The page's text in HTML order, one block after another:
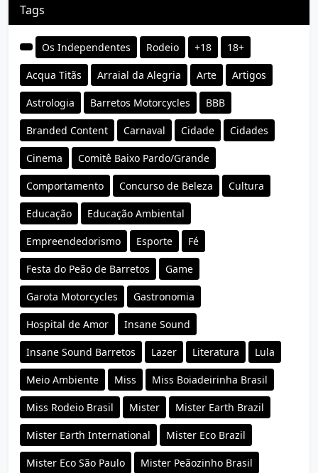
Tags
Os Independentes Rodeio +18 18+
Acqua Titãs Arraial da Alegria Arte Artigos
Astrologia Barretos Motorcycles BBB
Branded Content Carnaval Cidade Cidades
Cinema Comitê Baixo Pardo/Grande
Comportamento Concurso de Beleza Cultura
Educação Educação Ambiental
Empreendedorismo Esporte Fé
Festa do Peão de Barretos Game
Garota Motorcycles Gastronomia
Hospital de Amor Insane Sound
Insane Sound Barretos Lazer Literatura Lula
Meio Ambiente Miss Miss Boiadeirinha Brasil
Miss Rodeio Brasil Mister Mister Earth Brazil
Mister Earth International Mister Eco Brazil
Mister Eco São Paulo Mister Peãozinho Brasil